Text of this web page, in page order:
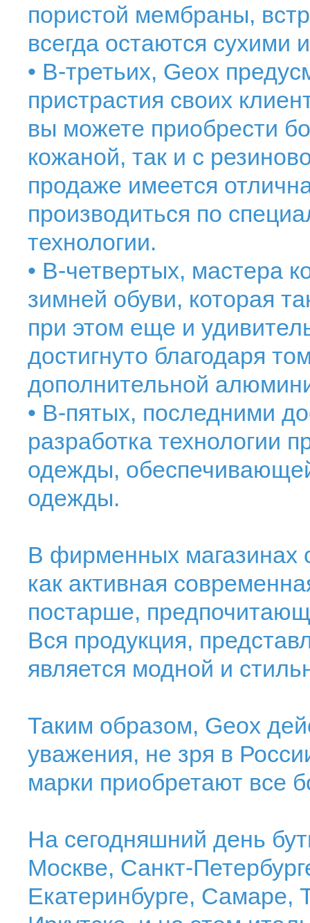
пористой мембраны,
всегда остаются
• В-третьих, Geox
пристрастия своих
вы можете приобрести
кожаной, так и с
продаже имеется
производиться по
технологии.
• В-четвертых, мастера
зимней обуви, которая
при этом еще и
достигнуто благодаря
дополнительной
• В-пятых, последними
разработка технологии
одежды,
одежды.
В фирменных магазинах
как активная
постарше,
Вся продукция,
является модной и
Таким образом, Geox
уважения, не зря в
марки приобретают все
На сегодняшний день
Москве, Санкт-
Екатеринбурге,